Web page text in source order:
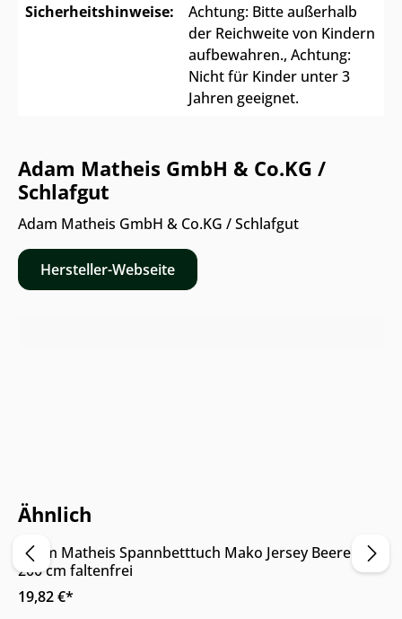
Sicherheitshinweise:
Achtung: Bitte außerhalb
der Reichweite von Kindern
aufbewahren., Achtung:
Nicht für Kinder unter 3
Jahren geeignet.
Adam Matheis GmbH & Co.KG /
Schlafgut
Adam Matheis GmbH & Co.KG / Schlafgut
Hersteller-Webseite
Ähnlich
Nur Online erhältlich
Adam Matheis Spannbetttuch Mako Jersey Beere 90 x
200 cm faltenfrei
19,82 €*